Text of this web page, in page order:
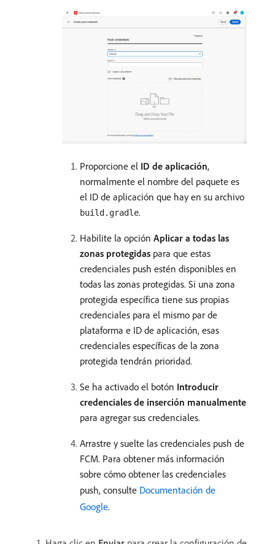
Proporcione el ID de aplicación,
normalmente el nombre del paquete es
el ID de aplicación que hay en su archivo
build.gradle.
Habilite la opción Aplicar a todas las
zonas protegidas para que estas
credenciales push estén disponibles en
todas las zonas protegidas. Si una zona
protegida específica tiene sus propias
credenciales para el mismo par de
plataforma e ID de aplicación, esas
credenciales específicas de la zona
protegida tendrán prioridad.
Se ha activado el botón Introducir
credenciales de inserción manualmente
para agregar sus credenciales.
Arrastre y suelte las credenciales push de
FCM. Para obtener más información
sobre cómo obtener las credenciales
push, consulte Documentación de
Google.